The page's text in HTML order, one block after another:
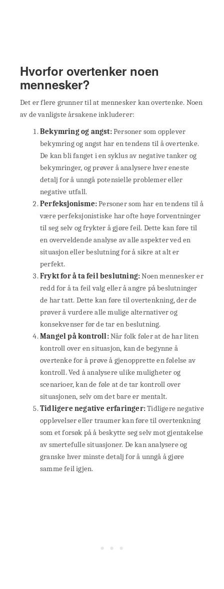
Hvorfor overtenker noen
mennesker?
Det er flere grunner til at mennesker kan overtenke. Noen
av de vanligste årsakene inkluderer:
Bekymring og angst:Personer som opplever
bekymring og angst har en tendens til å overtenke.
De kan bli fanget i en syklus av negative tanker og
bekymringer, og prøver å analysere hver eneste
detalj for å unngå potensielle problemer eller
negative utfall.
Perfeksjonisme:Personer som har en tendens til å
være perfeksjonistiske har ofte høye forventninger
til seg selv og frykter å gjøre feil. Dette kan føre til
en overveldende analyse av alle aspekter ved en
situasjon eller beslutning for å sikre at alt er
perfekt.
Frykt for å ta feil beslutning:Noen mennesker er
redd for å ta feil valg eller å angre på beslutninger
de har tatt. Dette kan føre til overtenkning, der de
prøver å vurdere alle mulige alternativer og
konsekvenser før de tar en beslutning.
Mangel på kontroll:Når folk føler at de har liten
kontroll over en situasjon, kan de begynne å
overtenke for å prøve å gjenopprette en følelse av
kontroll. Ved å analysere ulike muligheter og
scenarioer, kan de føle at de tar kontroll over
situasjonen, selv om det bare er mentalt.
Tidligere negative erfaringer:Tidligere negative
opplevelser eller traumer kan føre til overtenkning
som et forsøk på å beskytte seg selv mot gjentakelse
av smertefulle situasjoner. De kan analysere og
granske hver minste detalj for å unngå å gjøre
samme feil igjen.